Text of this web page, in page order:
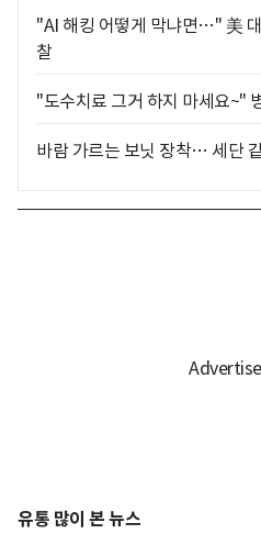
"AI 해킹 어떻게 막냐면…" 美
찰
"도수치료 그거 하지 마세요~"
바람 가르는 보닛 장착… 세단
유통 많이 본 뉴스